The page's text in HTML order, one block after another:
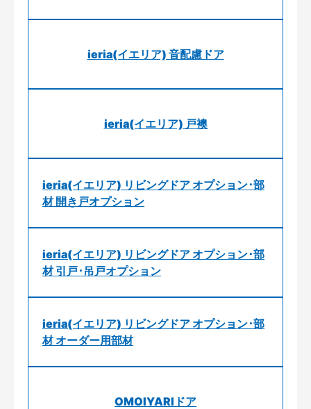
ieria(イエリア) 音配慮ドア
ieria(イエリア) 戸襖
ieria(イエリア) リビングドア オプション･部
材 開き戸オプション
ieria(イエリア) リビングドア オプション･部
材 引戸･吊戸オプション
ieria(イエリア) リビングドア オプション･部
材 オーダー用部材
OMOIYARIドア